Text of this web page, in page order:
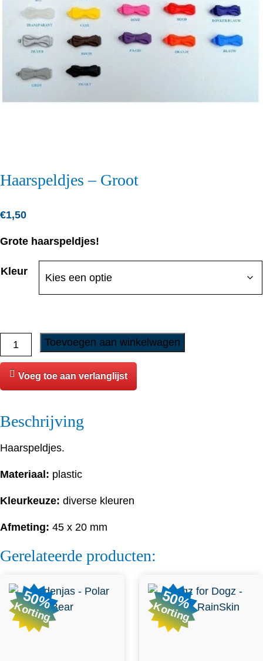
Haarspeldjes – Groot
€1,50
Grote haarspeldjes!
Kleur
Haarspeldjes
-
Groot
aantal
Toevoegen aan winkelwagen
Voeg toe aan verlanglijst
Beschrijving
Haarspeldjes.
Materiaal: plastic
Kleurkeuze: diverse kleuren
Afmeting: 45 x 20 mm
Gerelateerde producten:
50%
Korting
Dit product heeft
meerdere variaties. Deze
optie kan gekozen worden
op de productpagina
50%
Korting